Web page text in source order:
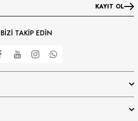
KAYIT OL
BİZİ TAKİP EDİN